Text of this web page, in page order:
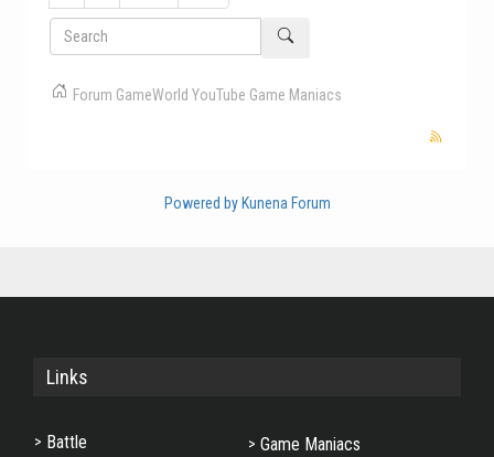
Forum GameWorld YouTube Game Maniacs
Powered by Kunena Forum
Links
Battle Game Maniacs